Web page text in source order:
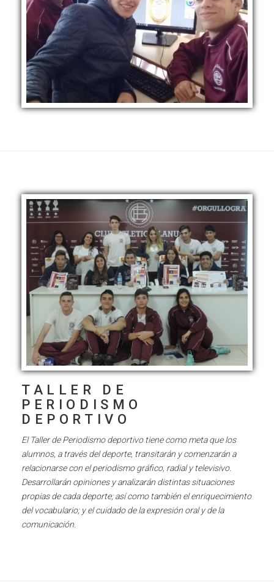
TALLER DE
PERIODISMO
DEPORTIVO
El Taller de Periodismo deportivo tiene como meta que los
alumnos, a través del deporte, transitarán y comenzarán a
relacionarse con el periodismo gráfico, radial y televisivo.
Desarrollarán opiniones y analizarán distintas situaciones
propias de cada deporte; así como también el enriquecimiento
del vocabulario; y el cuidado de la expresión oral y de la
comunicación.